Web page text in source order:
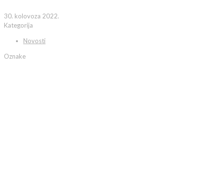
30. kolovoza 2022.
Kategorija
Novosti
Oznake